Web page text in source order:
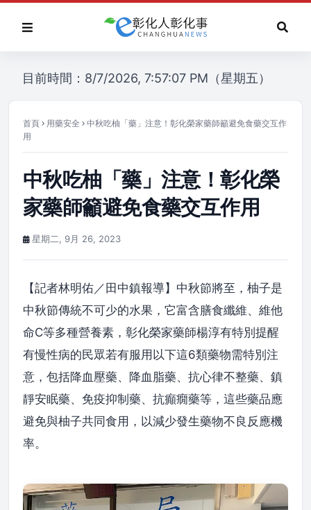
目前時間：8/7/2026, 7:57:07 PM（星期五）
首頁 用藥安全
中秋吃柚「藥」注意！彰化榮家藥師籲避免食藥交互作
用
中秋吃柚「藥」注意！彰化榮
家藥師籲避免食藥交互作用
星期二, 9月 26, 2023
【記者林明佑／田中鎮報導】中秋節將至，柚子是
中秋節傳統不可少的水果，它富含膳食纖維、維他
命C等多種營養素，彰化榮家藥師楊淳有特別提醒
有慢性病的民眾若有服用以下這6類藥物需特別注
意，包括降血壓藥、降血脂藥、抗心律不整藥、鎮
靜安眠藥、免疫抑制藥、抗癲癇藥等，這些藥品應
避免與柚子共同食用，以減少發生藥物不良反應機
率。